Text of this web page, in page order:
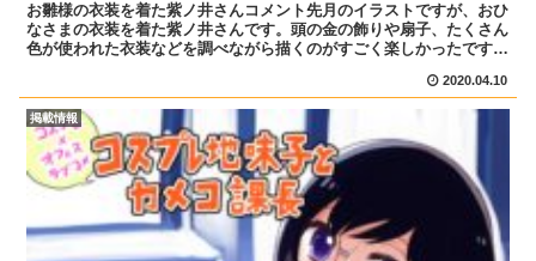
お雛様の衣装を着た紫ノ井さんコメント先月のイラストですが、おひ
なさまの衣装を着た紫ノ井さんです。頭の金の飾りや扇子、たくさん
色が使われた衣装などを調べながら描くのがすごく楽しかったです。
2020.04.10
掲載情報